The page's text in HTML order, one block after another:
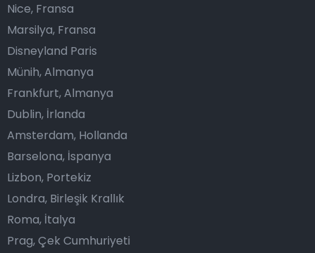
Nice, Fransa
Marsilya, Fransa
Disneyland Paris
Münih, Almanya
Frankfurt, Almanya
Dublin, İrlanda
Amsterdam, Hollanda
Barselona, İspanya
Lizbon, Portekiz
Londra, Birleşik Krallık
Roma, İtalya
Prag, Çek Cumhuriyeti